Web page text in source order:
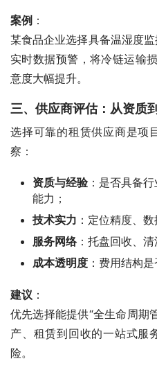
案例 ：
某食品企业选择具备温湿度
实时数据预警，将冷链运输
意度大幅提升。
三、供应商评估：从资质
选择可靠的租赁供应商是项
察：
资质与经验 ：是否具备
能力；
技术实力 ：定位精度、
服务网络：托盘回收、清
成本透明度 ：费用结构
建议 ：
优先选择能提供“全生命周期
产、租赁到回收的一站式服
险。